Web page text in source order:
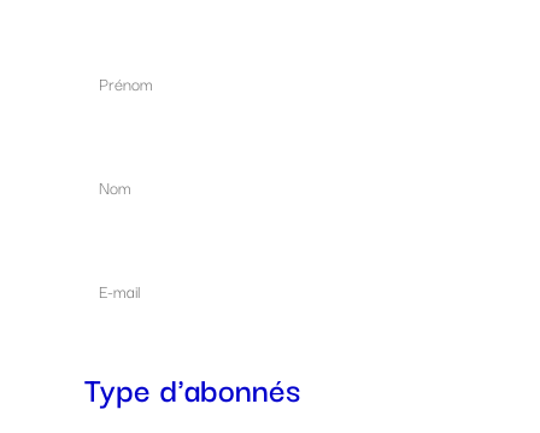
Type d'abonnés